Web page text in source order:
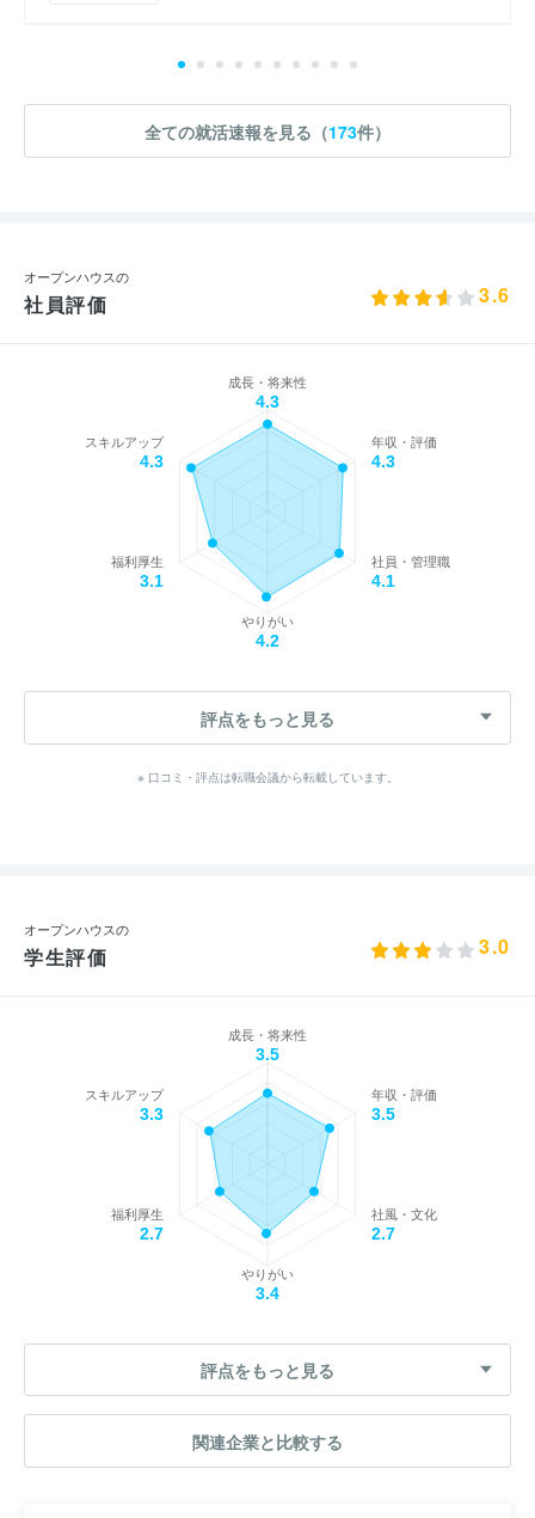
全ての就活速報を見る（173件）
オープンハウスの
社員評価 3.6
成長・将来性
4.3
年収・評価
4.3
社員・管理職
4.1
やりがい
4.2
福利厚生
3.1
スキルアップ
4.3
評点をもっと見る
※ 口コミ・評点は転職会議から転載しています。
オープンハウスの
学生評価 3.0
成長・将来性
3.5
年収・評価
3.5
社風・文化
2.7
やりがい
3.4
福利厚生
2.7
スキルアップ
3.3
評点をもっと見る
関連企業と比較する